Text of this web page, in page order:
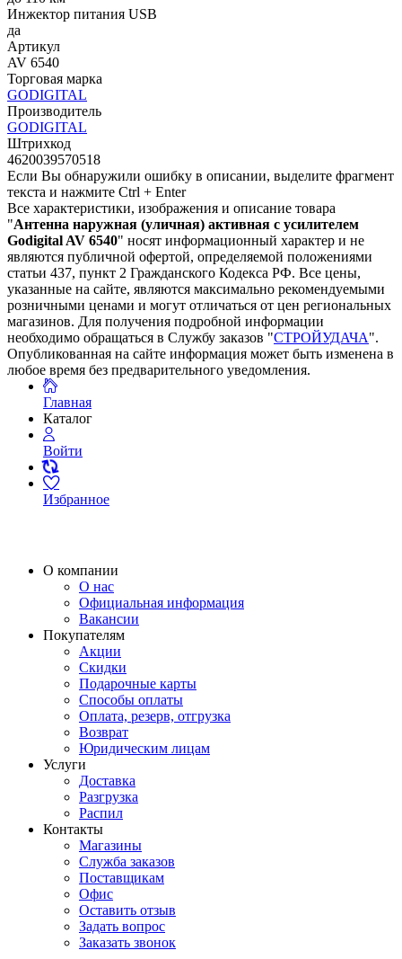
Инжектор питания USB
да
Артикул
AV 6540
Торговая марка
GODIGITAL
Производитель
GODIGITAL
Штрихкод
4620039570518
Если Вы обнаружили ошибку в описании, выделите фрагмент
текста и нажмите Ctrl + Enter
Все характеристики, изображения и описание товара
"Антенна наружная (уличная) активная с усилителем
Godigital AV 6540" носят информационный характер и не
являются публичной офертой, определяемой положениями
статьи 437, пункт 2 Гражданского Кодекса РФ. Все цены,
указанные на сайте, являются максимально рекомендуемыми
розничными ценами и могут отличаться от цен региональных
магазинов. Для получения подробной информации
необходимо обращаться в Службу заказов "СТРОЙУДАЧА".
Опубликованная на сайте информация может быть изменена в
любое время без предварительного уведомления.
Главная
Каталог
Войти
Избранное
О компании
О нас
Официальная информация
Вакансии
Покупателям
Акции
Скидки
Подарочные карты
Способы оплаты
Оплата, резерв, отгрузка
Возврат
Юридическим лицам
Услуги
Доставка
Разгрузка
Распил
Контакты
Магазины
Служба заказов
Поставщикам
Офис
Оставить отзыв
Задать вопрос
Заказать звонок